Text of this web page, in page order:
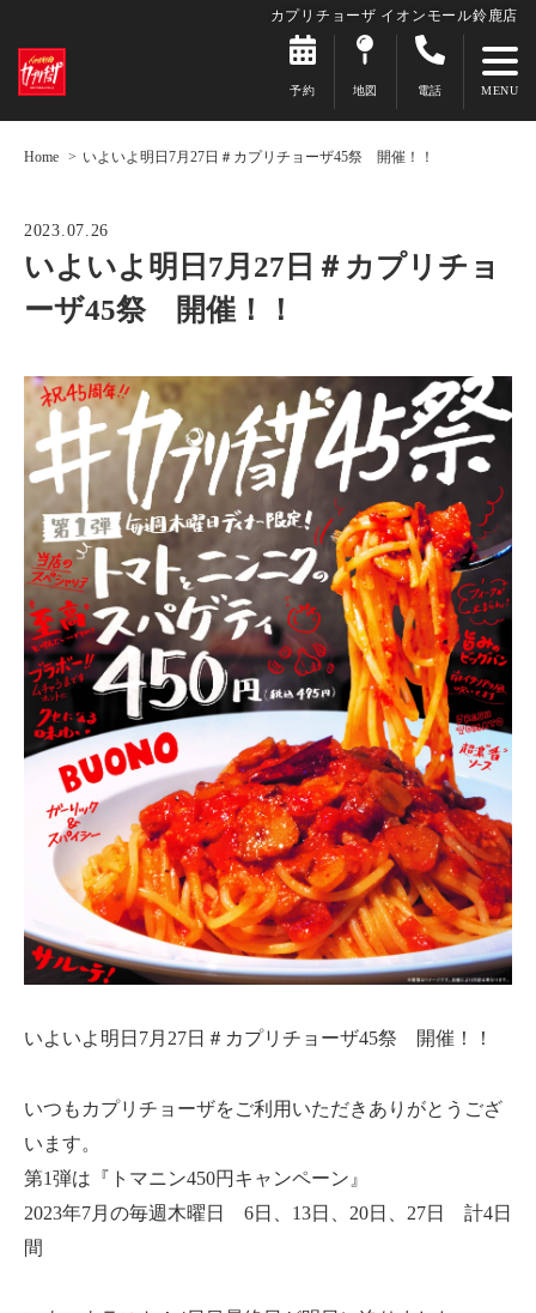
カプリチョーザ イオンモール鈴鹿店
予約 地図 電話
Home いよいよ明日7月27日＃カプリチョーザ45祭 開催！！
2023.07.26
いよいよ明日7月27日＃カプリチョ
ーザ45祭 開催！！
いよいよ明日7月27日＃カプリチョーザ45祭 開催！！
いつもカプリチョーザをご利用いただきありがとうござ
います。
第1弾は『トマニン450円キャンペーン』
2023年7月の毎週木曜日 6日、13日、20日、27日 計4日
間